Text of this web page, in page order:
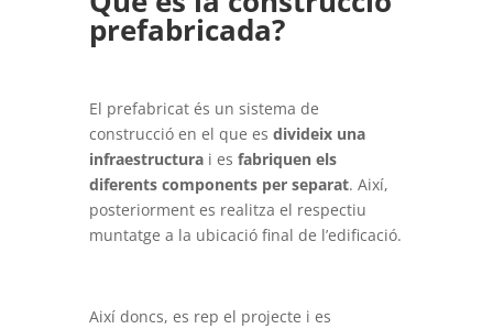
prefabricada?
El prefabricat és un sistema de
construcció en el que es divideix una
infraestructurai es fabriquen els
diferents components per separat. Així,
posteriorment es realitza el respectiu
muntatge a la ubicació final de l’edificació.
Així doncs, es rep el projecte i es